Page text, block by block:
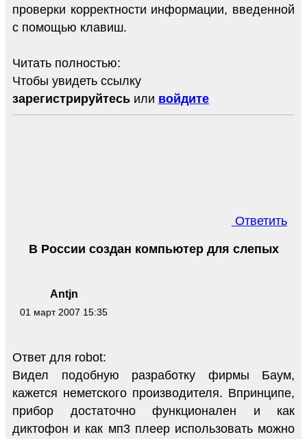
проверки корректности информации, введенной
с помощью клавиш.
Читать полностью:
Чтобы увидеть ссылку
зарегистрируйтесь или войдите
Ответить
Antjn
01 март 2007 15:35
В России создан компьютер для слепых
Ответ для robot:
Видел подобную разработку фирмы Баум,
кажется неметского производителя. Впринципе,
прибор достаточно функционален и как
диктофон и как мп3 плеер использовать можно